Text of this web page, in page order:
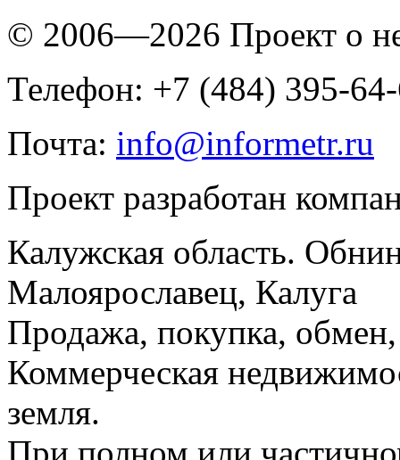
© 2006—2026 Проект о
Телефон: +7 (484) 395-
Почта: info@informetr.ru
Проект разработан
Калужская область.
Малоярославец, Калуга
Продажа, покупка, обмен,
Коммерческая
земля.
При полном или